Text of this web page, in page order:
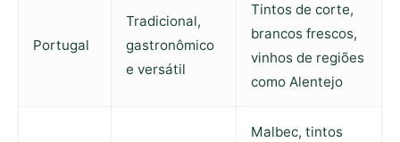
Portugal
Tradicional,
gastronômico
e versátil
Tintos de corte,
brancos frescos,
vinhos de regiões
como Alentejo
Malbec, tintos